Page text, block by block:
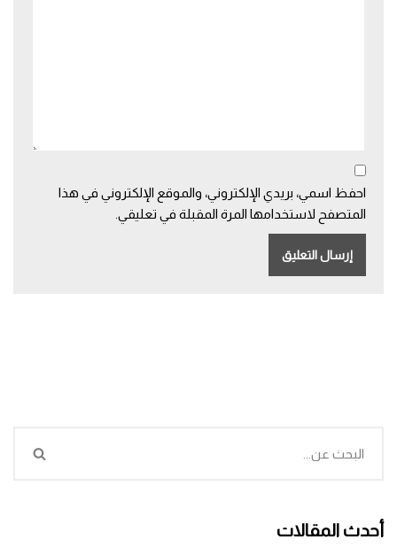
احفظ اسمي، بريدي الإلكتروني، والموقع الإلكتروني في هذا
المتصفح لاستخدامها المرة المقبلة في تعليقي.
أحدث المقالات